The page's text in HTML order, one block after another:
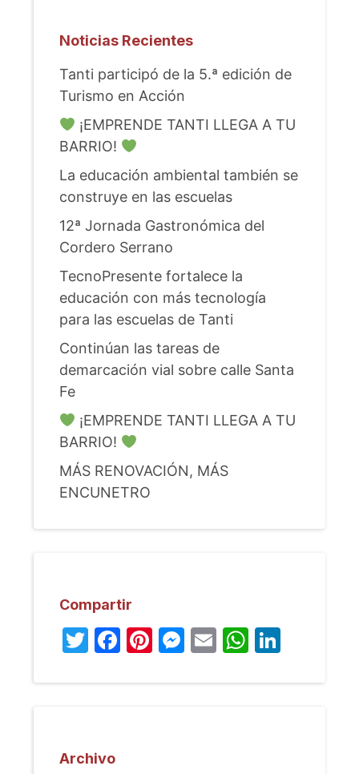
Noticias Recientes
Tanti participó de la 5.ª edición de
Turismo en Acción
¡EMPRENDE TANTI LLEGA A TU
BARRIO!
La educación ambiental también se
construye en las escuelas
12ª Jornada Gastronómica del
Cordero Serrano
TecnoPresente fortalece la
educación con más tecnología
para las escuelas de Tanti
Continúan las tareas de
demarcación vial sobre calle Santa
Fe
¡EMPRENDE TANTI LLEGA A TU
BARRIO!
MÁS RENOVACIÓN, MÁS
ENCUNETRO
Compartir
Twitter
Facebook
Pinterest
Messenger
Email
Archivo